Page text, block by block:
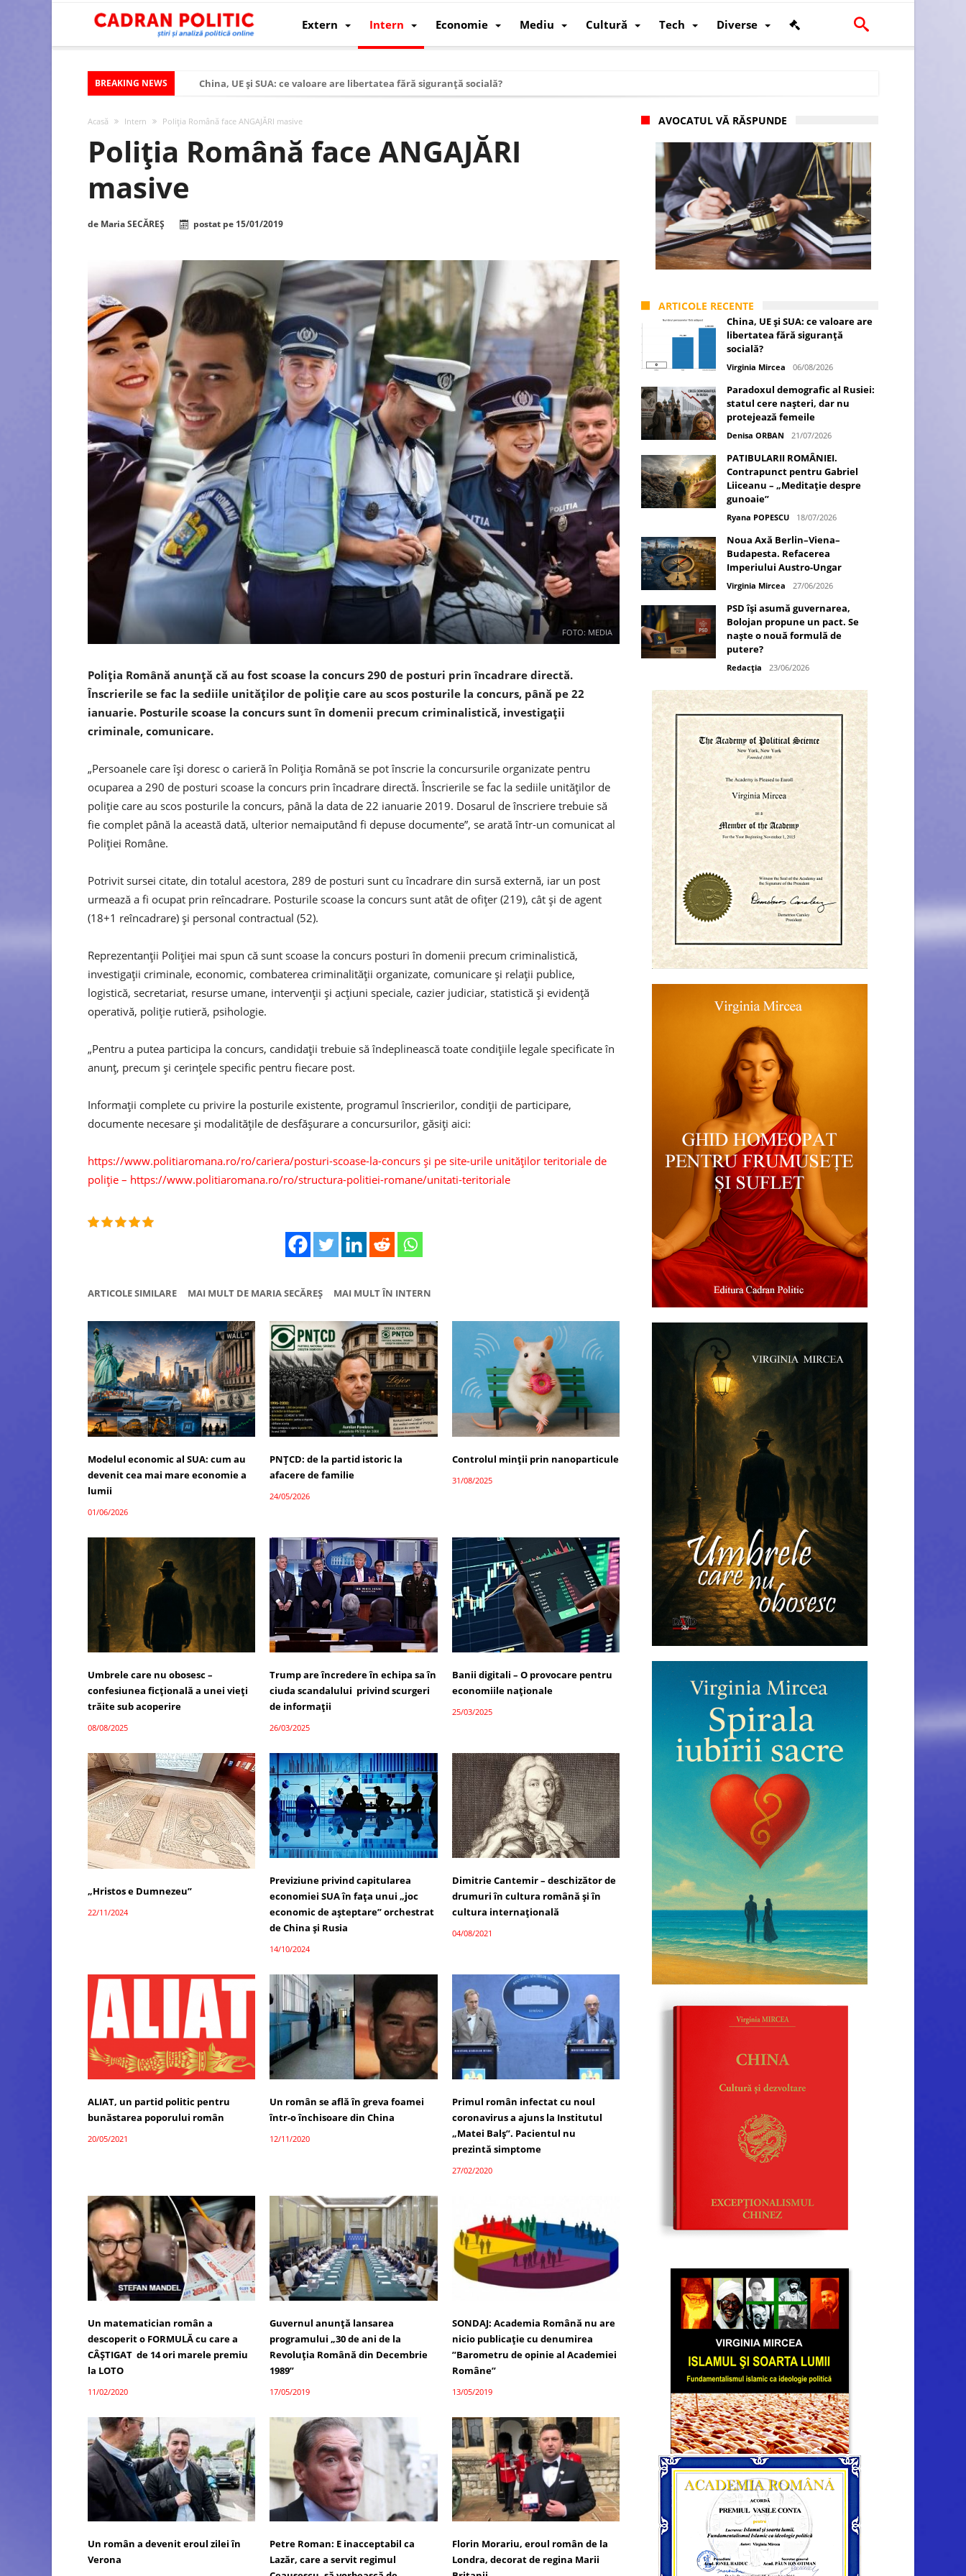
Extern Intern Economie Mediu Cultură Tech Diverse
BREAKING NEWS
China, UE și SUA: ce valoare are libertatea fără siguranță socială?
Modelul economic al SUA: cum au devenit cea mai mare economie a lumii
Modelul economic al Chinei: cum a devenit atelierul lumii și rivalul economic al SUA
Viitorul României în Uniunea Europeană. Ce ne așteaptă? – O analiză structurală a demografiei, fiscalității și poziției României în U.E.
Controlul minții prin nanoparticule
Huawei dezvoltă un nou cip AI pentru a înlocui Nvidia
Acasă Intern Poliţia Română face ANGAJĂRI masive
Poliţia Română face ANGAJĂRI
masive
de Maria SECĂREȘ postat pe 15/01/2019
FOTO: MEDIA
Poliţia Română anunţă că au fost scoase la concurs 290 de posturi prin încadrare directă.
Înscrierile se fac la sediile unităţilor de poliţie care au scos posturile la concurs, până pe 22
ianuarie. Posturile scoase la concurs sunt în domenii precum criminalistică, investigaţii
criminale, comunicare.
„Persoanele care îşi doresc o carieră în Poliţia Română se pot înscrie la concursurile organizate pentru
ocuparea a 290 de posturi scoase la concurs prin încadrare directă. Înscrierile se fac la sediile unităţilor de
poliţie care au scos posturile la concurs, până la data de 22 ianuarie 2019. Dosarul de înscriere trebuie să
fie complet până la această dată, ulterior nemaiputând fi depuse documente”, se arată într-un comunicat al
Poliţiei Române.
Potrivit sursei citate, din totalul acestora, 289 de posturi sunt cu încadrare din sursă externă, iar un post
urmează a fi ocupat prin reîncadrare. Posturile scoase la concurs sunt atât de ofiţer (219), cât şi de agent
(18+1 reîncadrare) şi personal contractual (52).
Reprezentanţii Poliţiei mai spun că sunt scoase la concurs posturi în domenii precum criminalistică,
investigaţii criminale, economic, combaterea criminalităţii organizate, comunicare şi relaţii publice,
logistică, secretariat, resurse umane, intervenţii şi acţiuni speciale, cazier judiciar, statistică şi evidenţă
operativă, poliţie rutieră, psihologie.
„Pentru a putea participa la concurs, candidaţii trebuie să îndeplinească toate condiţiile legale specificate în
anunţ, precum şi cerinţele specific pentru fiecare post.
Informaţii complete cu privire la posturile existente, programul înscrierilor, condiţii de participare,
documente necesare şi modalităţile de desfăşurare a concursurilor, găsiţi aici:
https://www.politiaromana.ro/ro/cariera/posturi-scoase-la-concurs şi pe site-urile unităţilor teritoriale de
poliţie – https://www.politiaromana.ro/ro/structura-politiei-romane/unitati-teritoriale
ARTICOLE SIMILARE MAI MULT DE MARIA SECĂREȘ MAI MULT ÎN INTERN
Modelul economic al SUA: cum au
devenit cea mai mare economie a
lumii
01/06/2026
PNȚCD: de la partid istoric la
afacere de familie
24/05/2026
Controlul minții prin nanoparticule
31/08/2025
Umbrele care nu obosesc –
confesiunea ficțională a unei vieți
trăite sub acoperire
08/08/2025
Trump are încredere în echipa sa în
ciuda scandalului privind scurgeri
de informații
26/03/2025
Banii digitali – O provocare pentru
economiile naționale
25/03/2025
„Hristos e Dumnezeu”
22/11/2024
Previziune privind capitularea
economiei SUA în fața unui „joc
economic de așteptare” orchestrat
de China și Rusia
14/10/2024
Dimitrie Cantemir – deschizător de
drumuri în cultura română și în
cultura internațională
04/08/2021
ALIAT, un partid politic pentru
bunăstarea poporului român
20/05/2021
Un român se află în greva foamei
într-o închisoare din China
12/11/2020
Primul român infectat cu noul
coronavirus a ajuns la Institutul
„Matei Balş”. Pacientul nu
prezintă simptome
27/02/2020
Un matematician român a
descoperit o FORMULĂ cu care a
CÂȘTIGAT de 14 ori marele premiu
la LOTO
11/02/2020
Guvernul anunţă lansarea
programului „30 de ani de la
Revoluţia Română din Decembrie
1989”
17/05/2019
SONDAJ: Academia Română nu are
nicio publicație cu denumirea
”Barometru de opinie al Academiei
Române”
13/05/2019
Un român a devenit eroul zilei în
Verona
Petre Roman: E inacceptabil ca
Lazăr, care a servit regimul
Florin Morariu, eroul român de la
Londra, decorat de regina Marii
AVOCATUL VĂ RĂSPUNDE
ARTICOLE RECENTE
China, UE și SUA: ce valoare are
libertatea fără siguranță
socială?
Virginia Mircea 06/08/2026
Paradoxul demografic al Rusiei:
statul cere nașteri, dar nu
protejează femeile
Denisa ORBAN 21/07/2026
PATIBULARII ROMÂNIEI.
Contrapunct pentru Gabriel
Liiceanu – „Meditație despre
gunoaie”
Ryana POPESCU 18/07/2026
Noua Axă Berlin–Viena–
Budapesta. Refacerea
Imperiului Austro-Ungar
Virginia Mircea 27/06/2026
PSD își asumă guvernarea,
Bolojan propune un pact. Se
naște o nouă formulă de
putere?
Redacția 23/06/2026